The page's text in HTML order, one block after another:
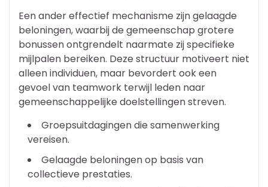
Een ander effectief mechanisme zijn gelaagde
beloningen, waarbij de gemeenschap grotere
bonussen ontgrendelt naarmate zij specifieke
mijlpalen bereiken. Deze structuur motiveert niet
alleen individuen, maar bevordert ook een
gevoel van teamwork terwijl leden naar
gemeenschappelijke doelstellingen streven.
Groepsuitdagingen die samenwerking
vereisen.
Gelaagde beloningen op basis van
collectieve prestaties.